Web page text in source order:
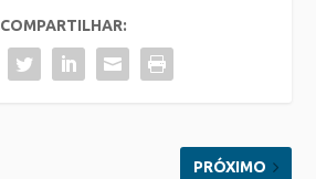
COMPARTILHAR:
PRÓXIMO